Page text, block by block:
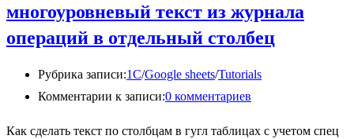
многоуровневый текст из журнала
операций в отдельный столбец
Рубрика записи:1C/Google sheets/Tutorials
Комментарии к записи:0 комментариев
Как сделать текст по столбцам в гугл таблицах с учетом спец